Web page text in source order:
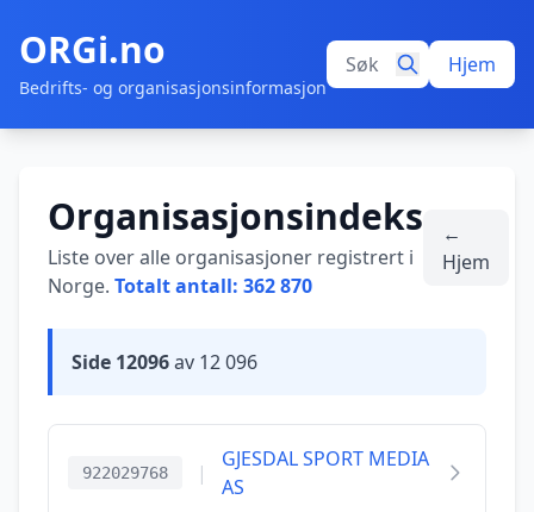
ORGi.no
Bedrifts- og organisasjonsinformasjon
Hjem
Organisasjonsindeks
Liste over alle organisasjoner registrert i
Norge. Totalt antall: 362 870
←
Hjem
Side 12096av 12 096
922029768 |
GJESDAL SPORT MEDIA
AS